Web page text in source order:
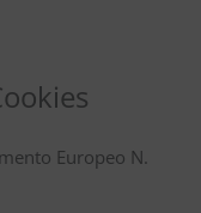
Europeo N.